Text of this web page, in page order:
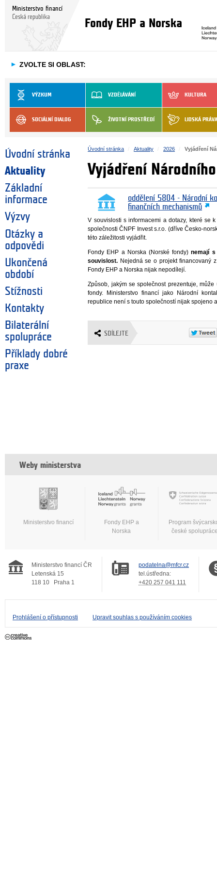
Ministerstvo financí
Česká republika
Fondy EHP a Norska
► ZVOLTE SI OBLAST:
VÝZKUM VZDĚLÁVÁNÍ KULTURA
SOCIÁLNÍ DIALOG ŽIVOTNÍ PROSTŘEDÍ LIDSKÁ PRÁVA
Úvodní stránka
Aktuality
Základní
informace
Výzvy
Otázky a
odpovědi
Ukončená
období
Stížnosti
Kontakty
Bilaterální
spolupráce
Příklady dobré
praxe
Úvodní stránka Aktuality 2026 Vyjádření
Vyjádření
oddělení 5804 - Národní
finančních mechanismů
V souvislosti s informacemi a dotazy, které se
společnosti ČNPF Invest s.r.o. (dříve Česko-
této záležitosti vyjádřit.
Fondy EHP a Norska (Norské fondy)nemají s
souvislost. Nejedná se o projekt financovaný
Fondy EHP a Norska nijak nepodílejí.
Způsob, jakým se společnost prezentuje,
fondy. Ministerstvo financí jako Národní
republice není s touto společností nijak spojeno
SDÍLEJTE
Weby ministerstva
Ministerstvo financí
Fondy EHP a
Norska
Program
české
Ministerstvo financí ČR
Letenská 15
118 10
Praha 1
podatelna@mfcr.cz
tel.ústředna:
+420 257 041 111
Prohlášení o přístupnosti Upravit souhlas s používáním cookies